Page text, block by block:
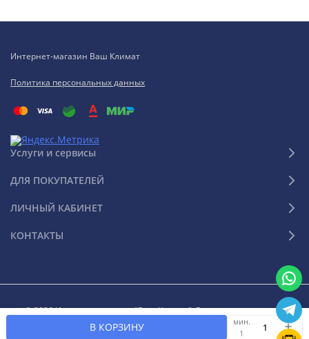
В КОРЗИНУ
мин.
1
Интернет-магазин Ваш Климат
Политика персональных данных
Услуги и сервисы
ДЛЯ ПОКУПАТЕЛЕЙ
ЛИЧНЫЙ КАБИНЕТ
КОНТАКТЫ
© 2026 Интернет-магазин "Ваш Климат". Все права защищены